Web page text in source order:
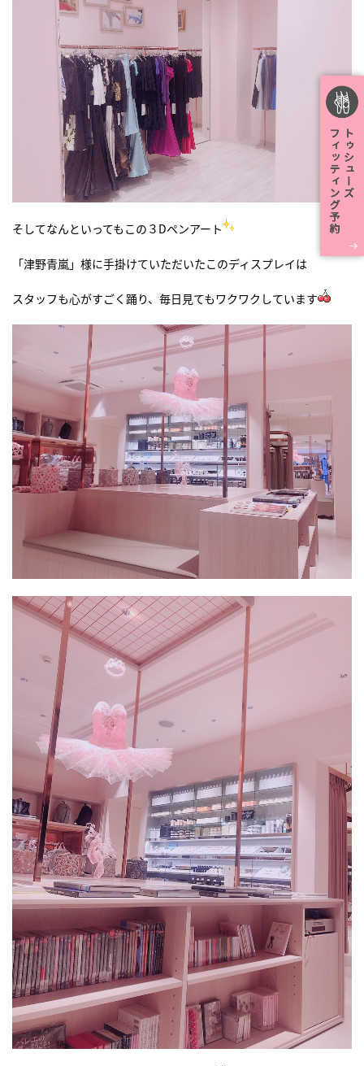
そしてなんといってもこの３Dペンアート
「津野青嵐」様に手掛けていただいたこのディスプレイは
スタッフも心がすごく踊り、毎日見てもワクワクしています